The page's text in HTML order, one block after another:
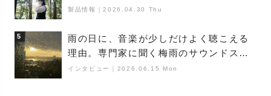
り得るーシンガーソングライター浮
製品情報 ｜2026.04.30 Thu
5
雨の日に、音楽が少しだけよく聴こえる
理由。専門家に聞く梅雨のサウンドス
ケープ
インタビュー 2026.06.15 Mon